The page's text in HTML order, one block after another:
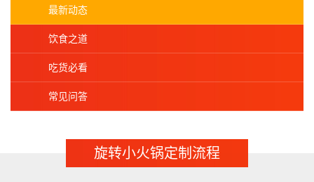
最新动态
饮食之道
吃货必看
常见问答
旋转小火锅定制流程